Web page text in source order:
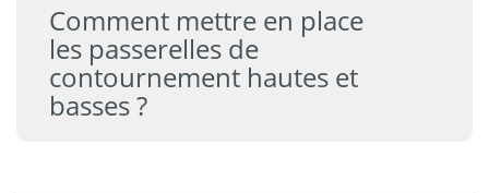
Comment mettre en place
les passerelles de
contournement hautes et
basses ?